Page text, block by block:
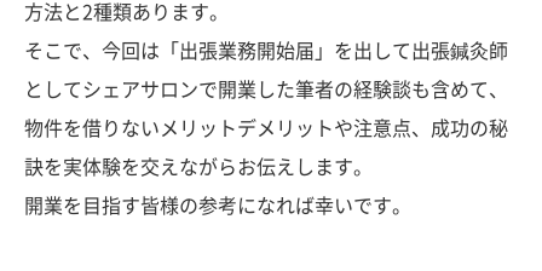
方法と2種類あります。
そこで、今回は「出張業務開始届」を出して出張鍼灸師
としてシェアサロンで開業した筆者の経験談も含めて、
物件を借りないメリットデメリットや注意点、成功の秘
訣を実体験を交えながらお伝えします。
開業を目指す皆様の参考になれば幸いです。